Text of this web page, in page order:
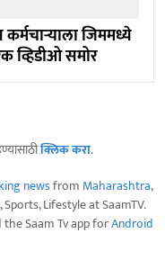
जिममध्ये
व्हिडीओ समोर
क्लिक करा.
newsfrom Maharashtra,
Lifestyle at SaamTV.
Saam Tv app forAndroid